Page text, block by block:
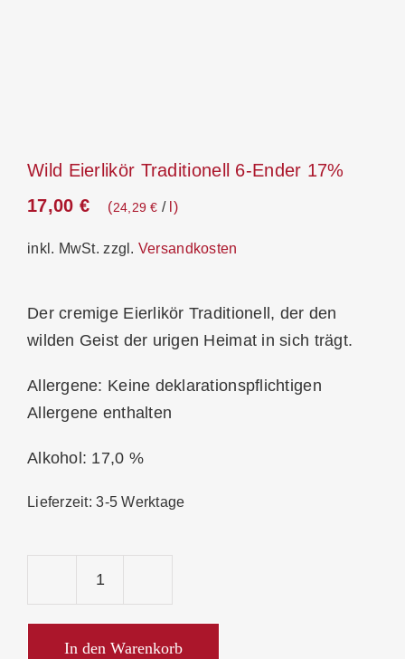
Wild Eierlikör Traditionell 6-Ender 17%
17,00 € 24,29€ /
inkl. MwSt. zzgl. Versandkosten
Der cremige Eierlikör Traditionell, der den
wilden Geist der urigen Heimat in sich trägt.
Allergene: Keine deklarationspflichtigen
Allergene enthalten
Alkohol: 17,0 %
Lieferzeit:3-5 Werktage
Traditionell
In den Warenkorb